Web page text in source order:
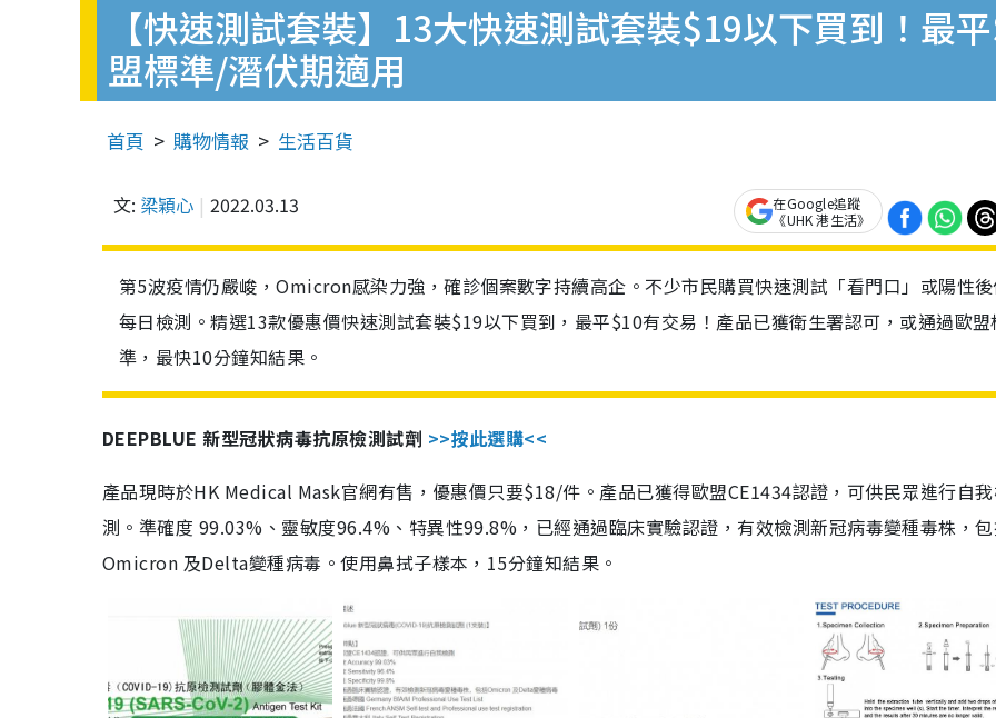
【快速測試套裝】13大快速測試套裝$19以下買到！最
盟標準/潛伏期適用
首頁 購物情報 生活百貨
文: 梁穎心 2022.03.13
在Google追蹤
《UHK 港生活》
第5波疫情仍嚴峻，Omicron感染力強，確診個案數字持續高企。不少市民購買快速測試「看門口」或陽性
每日檢測。精選13款優惠價快速測試套裝$19以下買到，最平$10有交易！產品已獲衛生署認可，或通過歐盟
準，最快10分鐘知結果。
DEEPBLUE 新型冠狀病毒抗原檢測試劑 >>按此選購<<
產品現時於HK Medical Mask官網有售，優惠價只要$18/件。產品已獲得歐盟CE1434認證，可供民眾進行自
測。準確度 99.03%、靈敏度96.4%、特異性99.8%，已經通過臨床實驗認證，有效檢測新冠病毒變種毒株，
Omicron 及Delta變種病毒。使用鼻拭子樣本，15分鐘知結果。